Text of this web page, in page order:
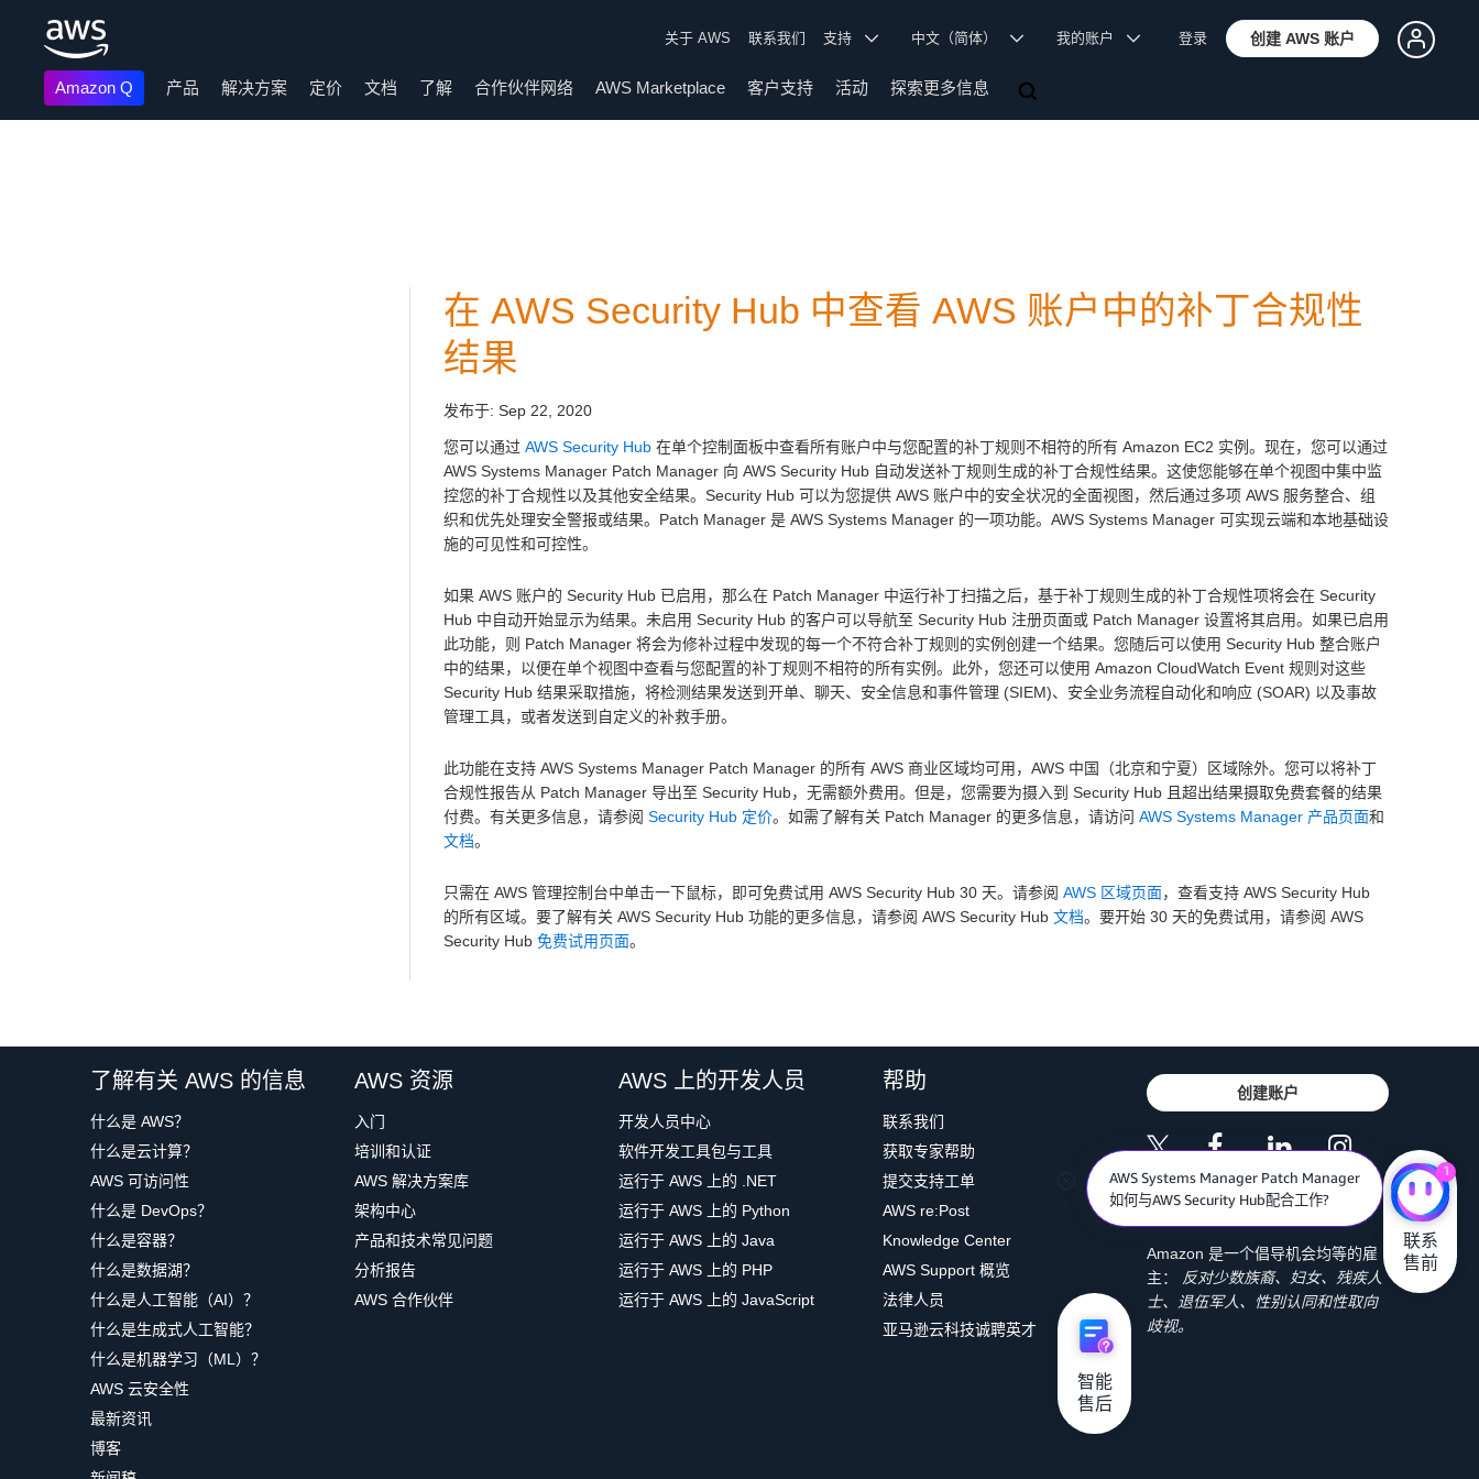
关于 AWS 联系我们 支持 中文（简体） 我的账户 登录 创建 AWS 账户
Amazon Q 产品 解决方案 定价 文档 了解 合作伙伴网络 AWS Marketplace 客户支持 活动 探索更多信息
在 AWS Security Hub 中查看 AWS 账户中的补丁合规性
结果
发布于: Sep 22, 2020
您可以通过 AWS Security Hub 在单个控制面板中查看所有账户中与您配置的补丁规则不相符的所有 Amazon EC2 实例。现在，您可以通过
AWS Systems Manager Patch Manager 向 AWS Security Hub 自动发送补丁规则生成的补丁合规性结果。这使您能够在单个视图中集中监
控您的补丁合规性以及其他安全结果。Security Hub 可以为您提供 AWS 账户中的安全状况的全面视图，然后通过多项 AWS 服务整合、组
织和优先处理安全警报或结果。Patch Manager 是 AWS Systems Manager 的一项功能。AWS Systems Manager 可实现云端和本地基础设
施的可见性和可控性。
如果 AWS 账户的 Security Hub 已启用，那么在 Patch Manager 中运行补丁扫描之后，基于补丁规则生成的补丁合规性项将会在 Security
Hub 中自动开始显示为结果。未启用 Security Hub 的客户可以导航至 Security Hub 注册页面或 Patch Manager 设置将其启用。如果已启用
此功能，则 Patch Manager 将会为修补过程中发现的每一个不符合补丁规则的实例创建一个结果。您随后可以使用 Security Hub 整合账户
中的结果，以便在单个视图中查看与您配置的补丁规则不相符的所有实例。此外，您还可以使用 Amazon CloudWatch Event 规则对这些
Security Hub 结果采取措施，将检测结果发送到开单、聊天、安全信息和事件管理 (SIEM)、安全业务流程自动化和响应 (SOAR) 以及事故
管理工具，或者发送到自定义的补救手册。
此功能在支持 AWS Systems Manager Patch Manager 的所有 AWS 商业区域均可用，AWS 中国（北京和宁夏）区域除外。您可以将补丁
合规性报告从 Patch Manager 导出至 Security Hub，无需额外费用。但是，您需要为摄入到 Security Hub 且超出结果摄取免费套餐的结果
付费。有关更多信息，请参阅 Security Hub 定价。如需了解有关 Patch Manager 的更多信息，请访问 AWS Systems Manager 产品页面和
文档。
只需在 AWS 管理控制台中单击一下鼠标，即可免费试用 AWS Security Hub 30 天。请参阅 AWS 区域页面，查看支持 AWS Security Hub
的所有区域。要了解有关 AWS Security Hub 功能的更多信息，请参阅 AWS Security Hub 文档。要开始 30 天的免费试用，请参阅 AWS
Security Hub 免费试用页面。
了解有关 AWS 的信息
什么是 AWS？
什么是云计算？
AWS 可访问性
什么是 DevOps？
什么是容器？
什么是数据湖？
什么是人工智能（AI）？
什么是生成式人工智能？
什么是机器学习（ML）？
AWS 云安全性
最新资讯
博客
AWS 资源
入门
培训和认证
AWS 解决方案库
架构中心
产品和技术常见问题
分析报告
AWS 合作伙伴
AWS 上的开发人员
开发人员中心
软件开发工具包与工具
运行于 AWS 上的 .NET
运行于 AWS 上的 Python
运行于 AWS 上的 Java
运行于 AWS 上的 PHP
运行于 AWS 上的 JavaScript
帮助
联系我们
获取专家帮助
提交支持工单
AWS re:Post
Knowledge Center
AWS Support 概览
法律人员
亚马逊云科技诚聘英才
创建账户
Amazon 是一个倡导机会均等的雇
主：
反对少数族裔、妇女、残疾人
士、退伍军人、性别认同和性取向
歧视。
AWS Systems Manager Patch Manager
如何与AWS Security Hub配合工作?
1
联系
售前
智能
售后